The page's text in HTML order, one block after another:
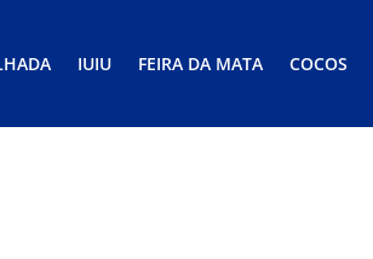
IUIU FEIRA DA MATA COCOS